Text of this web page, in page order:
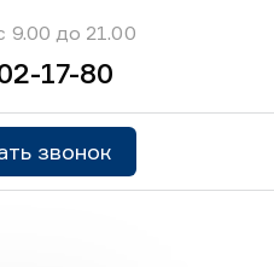
9.00 до 21.00
17-80
звонок